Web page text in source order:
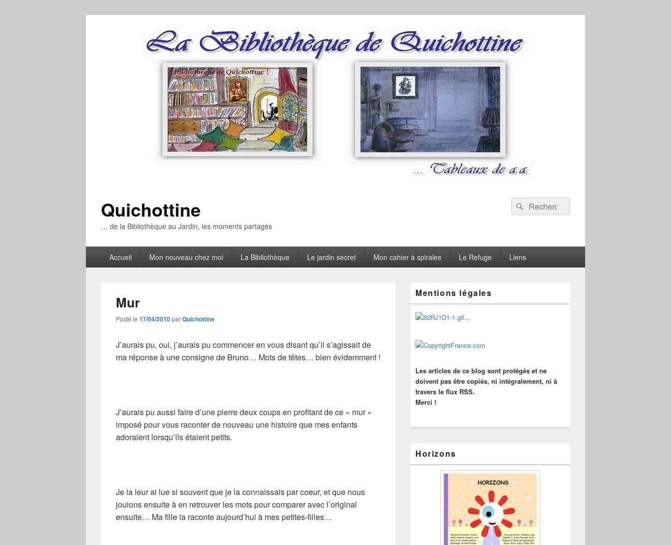
Quichottine
… de la Bibliothèque au Jardin, les moments partagés
Recherche :
Rechercher
principalAccueil Mon nouveau chez moi La Bibliothèque Le jardin secret Mon cahier à spirales Le Refuge Liens
Mur
Posté le 17/04/2010parQuichottine
J’aurais pu, oui, j’aurais pu commencer en vous disant qu’il s’agissait de
ma réponse à une consigne de Bruno… Mots de têtes… bien évidemment !
J’aurais pu aussi faire d’une pierre deux coups en profitant de ce « mur »
imposé pour vous raconter de nouveau une histoire que mes enfants
adoraient lorsqu’ils étaient petits.
Je la leur ai lue si souvent que je la connaissais par coeur, et que nous
jouions ensuite à en retrouver les mots pour comparer avec l’original
ensuite… Ma fille la raconte aujourd’hui à mes petites-filles…
principale
de
widget
pour
barre
latérale
Mentions légales
...
Les articles de ce blog sont protégés et ne
doivent pas être copiés, ni intégralement, ni à
travers le flux RSS.
Merci !
Horizons